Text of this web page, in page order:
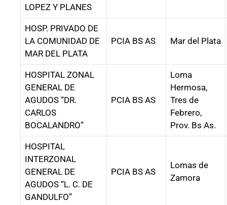
LOPEZ Y PLANES
HOSP. PRIVADO DE
LA COMUNIDAD DE
MAR DEL PLATA
PCIA BS AS Mar del Plata
HOSPITAL ZONAL
GENERAL DE
AGUDOS “DR.
CARLOS
BOCALANDRO”
PCIA BS AS
Loma
Hermosa,
Tres de
Febrero,
Prov. Bs As.
HOSPITAL
INTERZONAL
GENERAL DE
AGUDOS “L. C. DE
GANDULFO”
PCIA BS AS
Lomas de
Zamora